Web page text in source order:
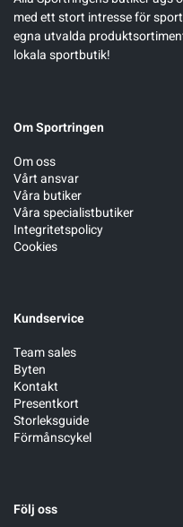
med ett stort intresse för
egna utvalda
lokala sportbutik!
Om Sportringen
Om oss
Vårt ansvar
Våra butiker
Våra specialistbutiker
Integritetspolicy
Cookies
Kundservice
Team sales
Byten
Kontakt
Presentkort
Storleksguide
Förmånscykel
Följ oss